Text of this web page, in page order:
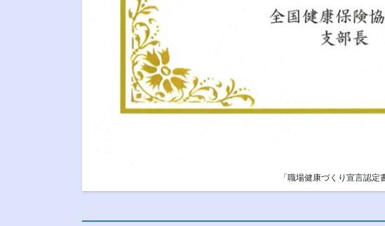
「職場健康づくり宣言認定